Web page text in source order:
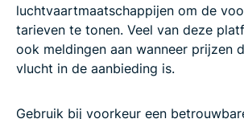
luchtvaartmaatschappijen om de
tarieven te tonen. Veel van deze
ook meldingen aan wanneer prijzen
vlucht in de aanbieding is.
Gebruik bij voorkeur een